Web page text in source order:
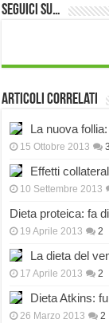
Seguici su…
Articoli correlati
La nuova
15 Ottobre 2013 3
Effetti
10 Settembre 2013
Dieta proteica: fa
19 Aprile 2013 2
La dieta del
17 Aprile 2013 2
Dieta Atkins:
26 Marzo 2013 2